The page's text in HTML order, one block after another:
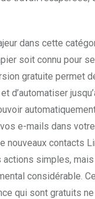
dans cette
soit connu pour
gratuite permet
d’automatiser
e-mails dans
nouveaux contacts
actions simples,
considérable.
qui sont gratuits